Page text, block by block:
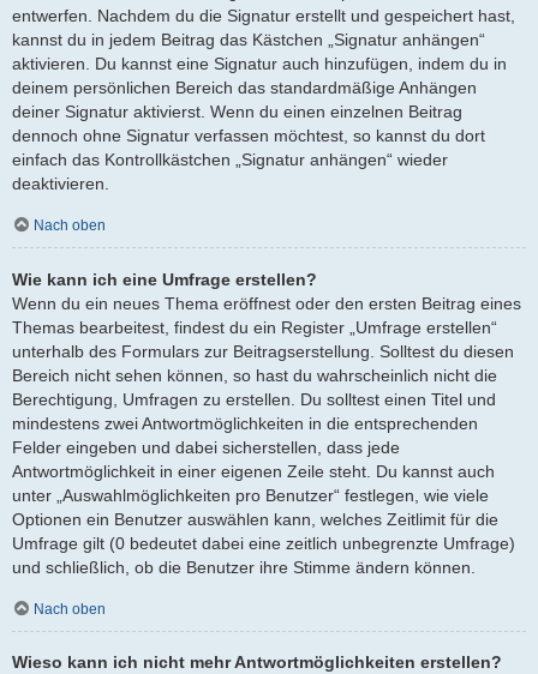
entwerfen. Nachdem du die Signatur erstellt und gespeichert hast,
kannst du in jedem Beitrag das Kästchen „Signatur anhängen“
aktivieren. Du kannst eine Signatur auch hinzufügen, indem du in
deinem persönlichen Bereich das standardmäßige Anhängen
deiner Signatur aktivierst. Wenn du einen einzelnen Beitrag
dennoch ohne Signatur verfassen möchtest, so kannst du dort
einfach das Kontrollkästchen „Signatur anhängen“ wieder
deaktivieren.
Nach oben
Wie kann ich eine Umfrage erstellen?
Wenn du ein neues Thema eröffnest oder den ersten Beitrag eines
Themas bearbeitest, findest du ein Register „Umfrage erstellen“
unterhalb des Formulars zur Beitragserstellung. Solltest du diesen
Bereich nicht sehen können, so hast du wahrscheinlich nicht die
Berechtigung, Umfragen zu erstellen. Du solltest einen Titel und
mindestens zwei Antwortmöglichkeiten in die entsprechenden
Felder eingeben und dabei sicherstellen, dass jede
Antwortmöglichkeit in einer eigenen Zeile steht. Du kannst auch
unter „Auswahlmöglichkeiten pro Benutzer“ festlegen, wie viele
Optionen ein Benutzer auswählen kann, welches Zeitlimit für die
Umfrage gilt (0 bedeutet dabei eine zeitlich unbegrenzte Umfrage)
und schließlich, ob die Benutzer ihre Stimme ändern können.
Nach oben
Wieso kann ich nicht mehr Antwortmöglichkeiten erstellen?